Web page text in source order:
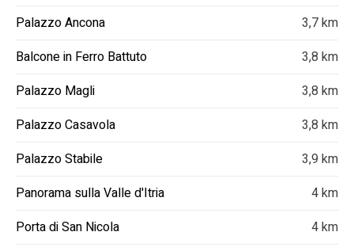
Palazzo Ancona
3,7 km
Balcone in Ferro Battuto
3,8 km
Palazzo Magli
3,8 km
Palazzo Casavola
3,8 km
Palazzo Stabile
3,9 km
Panorama sulla Valle d'Itria
4 km
Porta di San Nicola
4 km